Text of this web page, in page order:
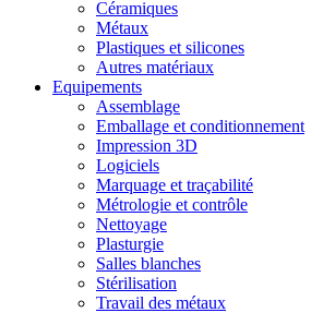
Céramiques
Métaux
Plastiques et silicones
Autres matériaux
Equipements
Assemblage
Emballage et conditionnement
Impression 3D
Logiciels
Marquage et traçabilité
Métrologie et contrôle
Nettoyage
Plasturgie
Salles blanches
Stérilisation
Travail des métaux